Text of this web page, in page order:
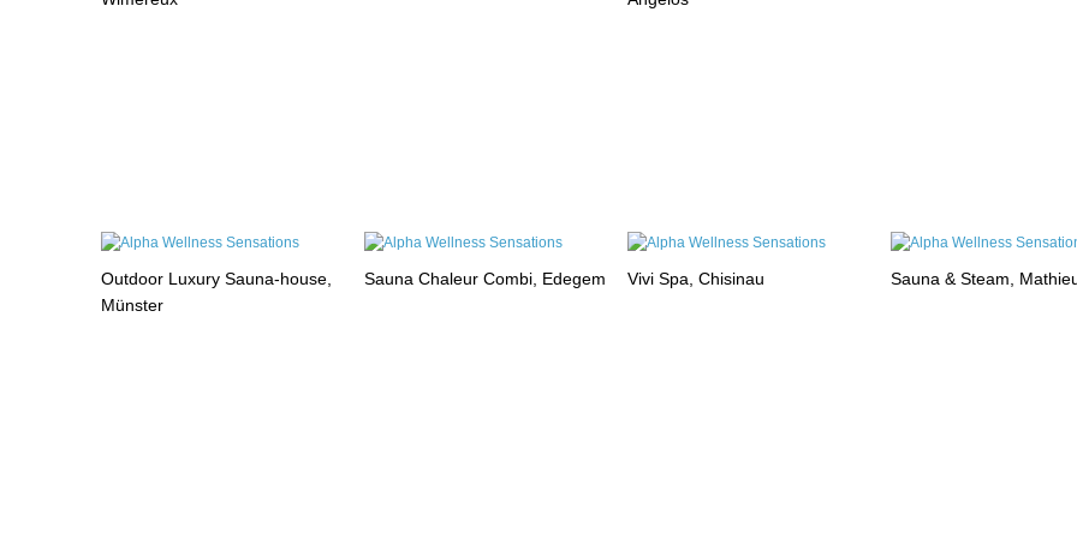
Outdoor Luxury Sauna-house,
Münster
Sauna Chaleur Combi, Edegem Vivi Spa, Chisinau Sauna & Steam,